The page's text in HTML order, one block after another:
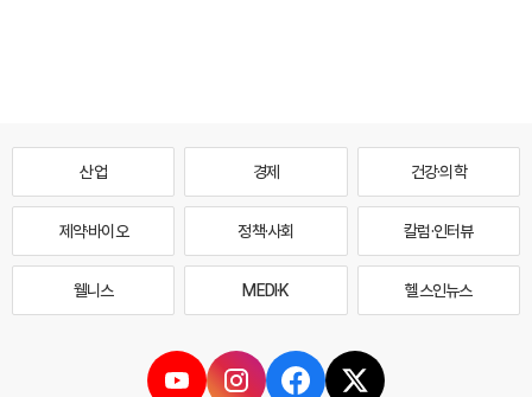
산업 경제 건강·의학
제약·바이오 정책·사회 칼럼·인터뷰
웰니스 MEDI·K 헬스인뉴스